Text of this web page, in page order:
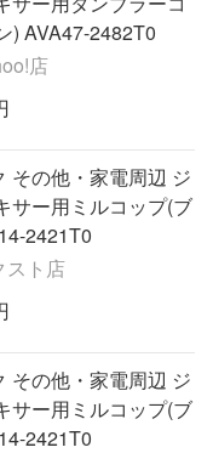
) AVA47-2482T0
店
その他・家電周辺 ジ
サー用ミルコップ(ブ
2421T0
スト店
その他・家電周辺 ジ
サー用ミルコップ(ブ
2421T0